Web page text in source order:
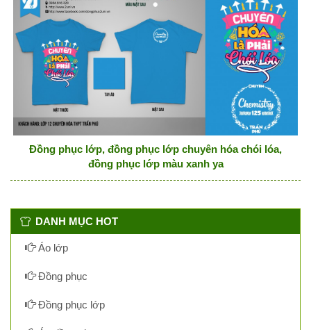
Đồng phục lớp, đồng phục lớp chuyên hóa chói lóa,
đồng phục lớp màu xanh ya
DANH MỤC HOT
Áo lớp
Đồng phục
Đồng phục lớp